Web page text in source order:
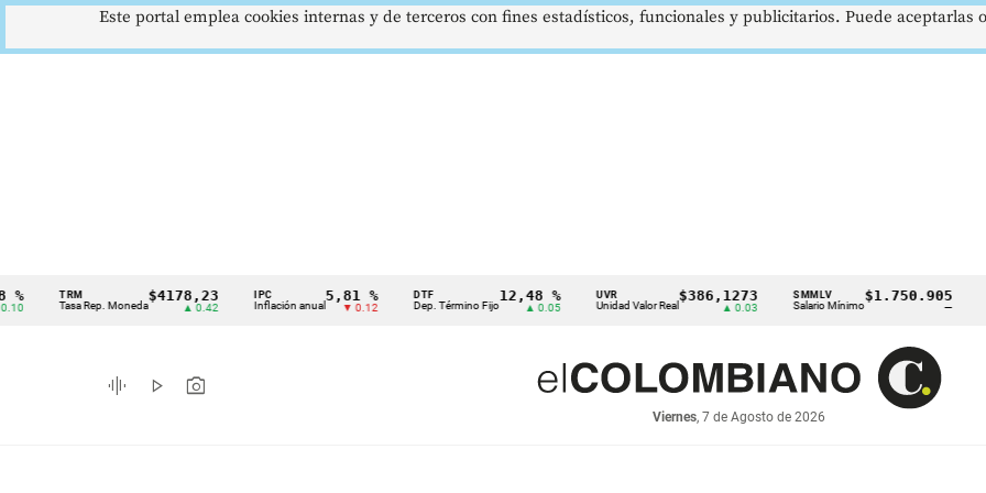
Cintillo
indicadores
económicos
TRM
Tasa Rep. Moneda
$4178,23
▲ 0.42
IPC
Inflación anual
5,81 %
▼ 0.12
DTF
Dep. Término Fijo
12,48 %
▲ 0.05
UVR
Unidad Valor Real
$386,1273 SMMLV
Salario Mínimo
$1.750.905 BRENT
graphic_eq play_arrow photo_camera
Viernes, 7 de Agosto de 2026
Este portal emplea cookies internas y de terceros con fines estadísticos, funcionales y publicitarios. Puede aceptarlas